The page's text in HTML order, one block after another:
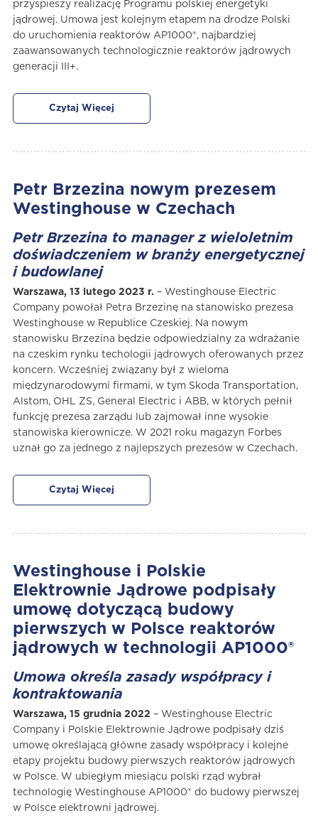
przyspieszy realizację Programu polskiej energetyki
jądrowej. Umowa jest kolejnym etapem na drodze Polski
do uruchomienia reaktorów AP1000®, najbardziej
zaawansowanych technologicznie reaktorów jądrowych
generacji III+.
Czytaj Więcej
Petr Brzezina nowym prezesem
Westinghouse w Czechach
Petr Brzezina to manager z wieloletnim
doświadczeniem w branży energetycznej
i budowlanej
Warszawa, 13 lutego 2023 r.– Westinghouse Electric
Company powołał Petra Brzezinę na stanowisko prezesa
Westinghouse w Republice Czeskiej. Na nowym
stanowisku Brzezina będzie odpowiedzialny za wdrażanie
na czeskim rynku techologii jądrowych oferowanych przez
koncern. Wcześniej związany był z wieloma
międzynarodowymi firmami, w tym Skoda Transportation,
Alstom, OHL ZS, General Electric i ABB, w których pełnił
funkcję prezesa zarządu lub zajmował inne wysokie
stanowiska kierownicze. W 2021 roku magazyn Forbes
uznał go za jednego z najlepszych prezesów w Czechach.
Czytaj Więcej
Westinghouse i Polskie
Elektrownie Jądrowe podpisały
umowę dotyczącą budowy
pierwszych w Polsce reaktorów
jądrowych w technologii AP1000®
Umowa określa zasady współpracy i
kontraktowania
Warszawa, 15 grudnia 2022 – Westinghouse Electric
Company i Polskie Elektrownie Jądrowe podpisały dziś
umowę określającą główne zasady współpracy i kolejne
etapy projektu budowy pierwszych reaktorów jądrowych
w Polsce. W ubiegłym miesiącu polski rząd wybrał
technologię Westinghouse AP1000® do budowy pierwszej
w Polsce elektrowni jądrowej.